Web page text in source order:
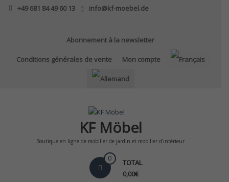
Skip
+49 681 84 49 60 13 info@kf-moebel.de
Abonnement à la newsletter
Conditions générales de vente Mon compte
KF Möbel
Boutique en ligne de mobilier de jardin et mobilier d'intérieur
0 TOTAL
0,00€